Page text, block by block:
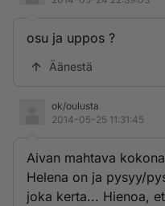
osu ja uppos ?
Äänestä
ok/oulusta
2014-05-25 11:31:45
Aivan mahtava
Helena on ja pysyy/
joka kerta... Hienoa,